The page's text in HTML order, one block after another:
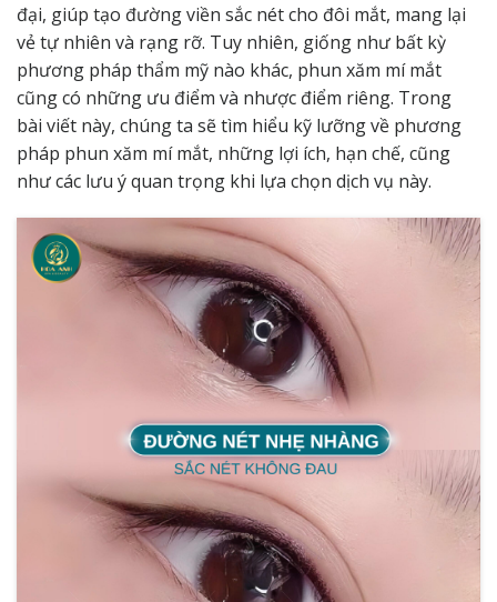
đại, giúp tạo đường viền sắc nét cho đôi mắt, mang lại
vẻ tự nhiên và rạng rỡ. Tuy nhiên, giống như bất kỳ
phương pháp thẩm mỹ nào khác, phun xăm mí mắt
cũng có những ưu điểm và nhược điểm riêng. Trong
bài viết này, chúng ta sẽtìm hiểu kỹ lưỡng về phương
pháp phun xăm mí mắt, những lợi ích, hạn chế, cũng
như các lưu ý quan trọng khi lựa chọn dịch vụ này.